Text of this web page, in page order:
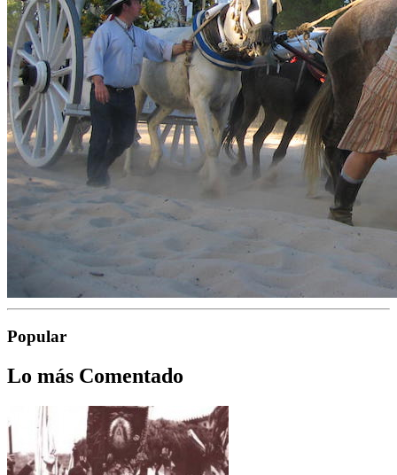
Popular
Lo más Comentado